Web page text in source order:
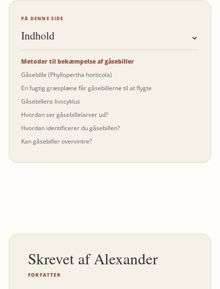
PÅ DENNE SIDE
Indhold ⌄
Metoder til bekæmpelse af gåsebiller
Gåsebille (Phyllopertha horticola)
En fugtig græsplæne får gåsebillerne til at flygte
Gåsebillens livscyklus
Hvordan ser gåsebillelarver ud?
Hvordan identificerer du gåsebillen?
Kan gåsebiller overvintre?
Alexander
FORFATTER